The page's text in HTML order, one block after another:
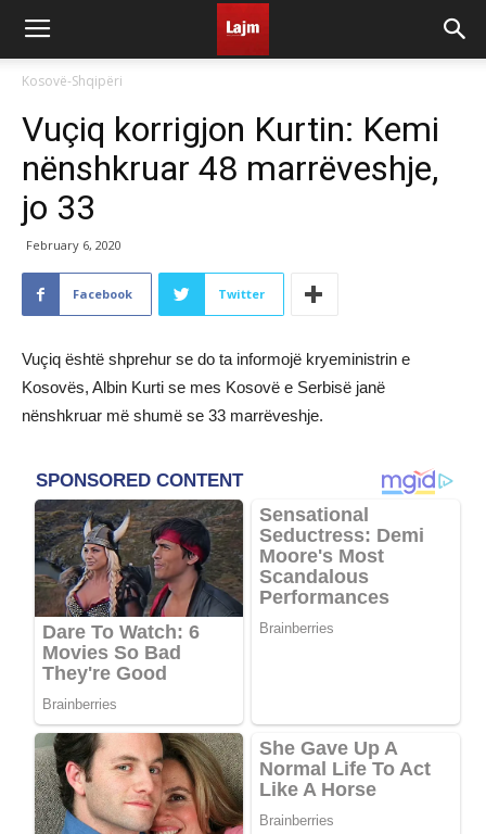
Kosovë-Shqipëri
Vuçiq korrigjon Kurtin: Kemi
nënshkruar 48 marrëveshje,
jo 33
February 6, 2020
Facebook Twitter
Vuçiq është shprehur se do ta informojë kryeministrin e
Kosovës, Albin Kurti se mes Kosovë e Serbisë janë
nënshkruar më shumë se 33 marrëveshje.